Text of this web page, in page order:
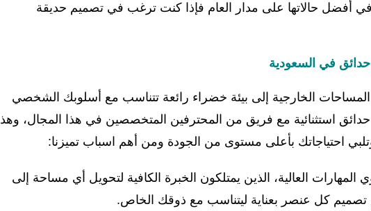
في أفضل حالاتها على مدار العام فإذا كنت ترغب في تصميم حديقة
في السعودية
المساحات الخارجية إلى بيئة خضراء رائعة تتناسب مع أسلوبك الشخصي
استثنائية مع فريق من المحترفين المتخصصين في هذا المجال، وهذا
احتياجاتك بأعلى مستوى من الجودة ومن أهم اسباب تميزنا:
العالية، الذين يمتلكون الخبرة الكافية لتحويل أي مساحة إلى
تصميم كل عنصر بعناية ليتناسب مع ذوقك الخاص.